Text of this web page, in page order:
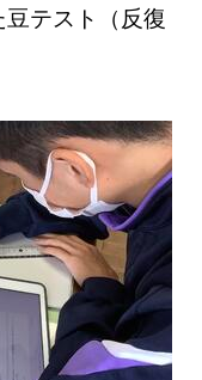
テスト（反復